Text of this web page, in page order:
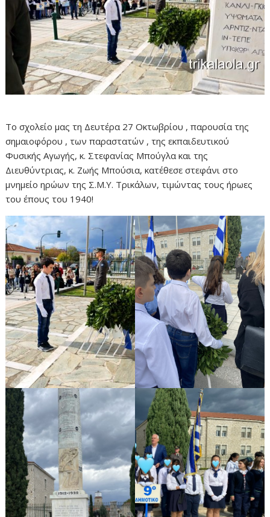
Το σχολείο μας τη Δευτέρα 27 Οκτωβρίου , παρουσία της
σημαιοφόρου , των παραστατών , της εκπαιδευτικού
Φυσικής Αγωγής, κ. Στεφανίας Μπούγλα και της
Διευθύντριας, κ. Ζωής Μπούσια, κατέθεσε στεφάνι στο
μνημείο ηρώων της Σ.Μ.Υ. Τρικάλων, τιμώντας τους ήρωες
του έπους του 1940!